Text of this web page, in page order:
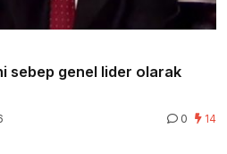
sebep genel lider olarak
0 14